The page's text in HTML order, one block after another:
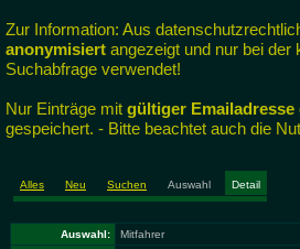
Zur Information: Aus
anonymisiert angezeigt und nur bei der
Suchabfrage verwendet!
Nur Einträge mit gültiger Emailadresse
gespeichert. - Bitte beachtet auch die
Alles Neu Suchen Auswahl Detail
Auswahl:
Mitfahrer